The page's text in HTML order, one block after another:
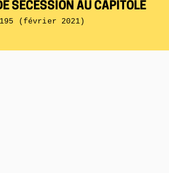
SÉCESSION AU CAPITOLE
(février 2021)